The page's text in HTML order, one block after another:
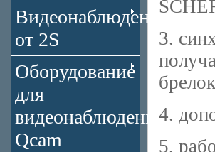
Видеонаблюдение
от 2S
Оборудование
для
видеонаблюдения
Qcam
3.
4.
5.